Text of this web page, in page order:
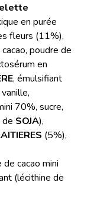
en purée
fleurs (11%),
poudre de
en
, émulsifiant
70%, sucre,
de SOJA),
(5%),
de cacao mini
(lécithine de